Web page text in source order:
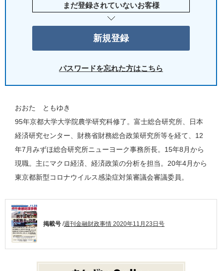
まだ登録されていないお客様
パスワードを忘れた方はこちら
おおた ともゆき
95年京都大学大学院農学研究科修了。富士総合研究所、日本
経済研究センター、財務省財務総合政策研究所等を経て、12
年7月みずほ総合研究所ニューヨーク事務所長。15年8月から
現職。主にマクロ経済、経済政策の分析を担当。20年4月から
東京都新型コロナウイルス感染症対策審議会審議委員。
掲載号 /週刊金融財政事情 2020年11月23日号